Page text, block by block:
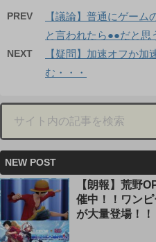
PREV
【議論】普通にゲー
と言われたら●●だと思
NEXT
【疑問】加速オフか
む・・・
NEW POST
【朗報】荒野
催中！！ワン
が大量登場！！